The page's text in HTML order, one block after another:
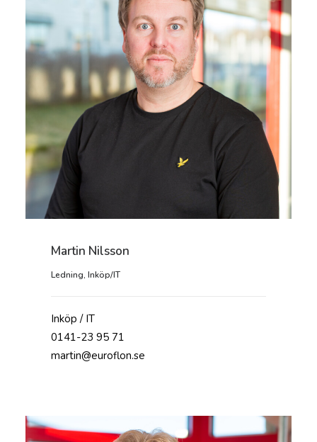
Martin Nilsson
Ledning, Inköp/IT
Inköp / IT
0141-23 95 71
martin@euroflon.se